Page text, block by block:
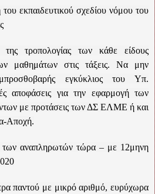
εκπαιδευτικού σχεδίου νόμου του
τροπολογίας των κάθε είδους
μαθημάτων στις τάξεις. Να μην
εγκύκλιος του Υπ.
αποφάσεις για την εφαρμογή των
με προτάσεις των ΔΣ ΕΛΜΕ ή και
Αποχή.
αναπληρωτών τώρα – με 12μηνη
παντού με μικρό αριθμό, ευρύχωρα